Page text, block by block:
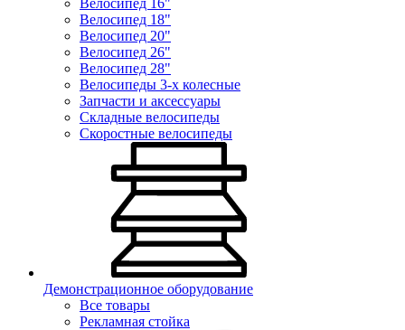
Велосипед 16"
Велосипед 18"
Велосипед 20"
Велосипед 26"
Велосипед 28"
Велосипеды 3-х колесные
Запчасти и аксессуары
Складные велосипеды
Скоростные велосипеды
Демонстрационное оборудование
Все товары
Рекламная стойка